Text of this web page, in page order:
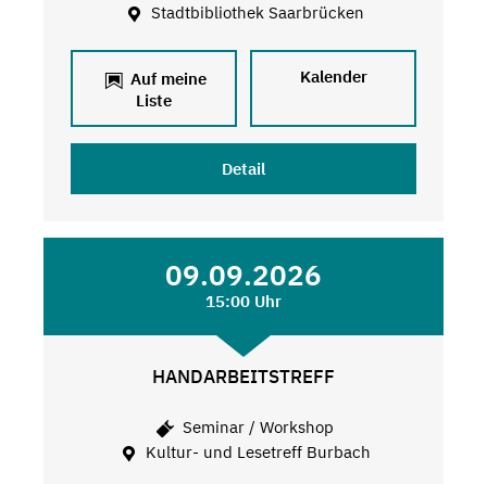
Stadtbibliothek Saarbrücken
Auf meine
Liste
Kalender
Detail
09.09.2026
15:00 Uhr
HANDARBEITSTREFF
Seminar / Workshop
Kultur- und Lesetreff Burbach